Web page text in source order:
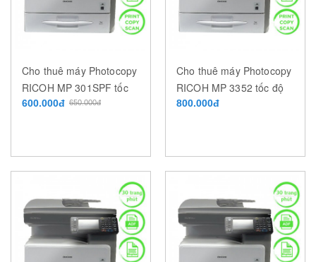
Cho thuê máy Photocopy
RICOH MP 301SPF tốc
độ 30 trang/phút
650.000đ
600.000đ
Cho thuê máy Photocopy
RICOH MP 3352 tốc độ
33 trang/phút
800.000đ